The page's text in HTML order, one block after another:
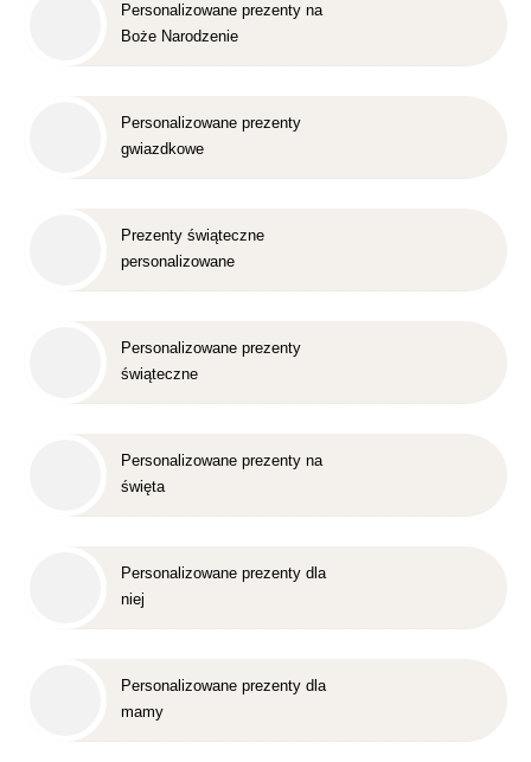
Personalizowane prezenty na
Boże Narodzenie
Personalizowane prezenty
gwiazdkowe
Prezenty świąteczne
personalizowane
Personalizowane prezenty
świąteczne
Personalizowane prezenty na
święta
Personalizowane prezenty dla
niej
Personalizowane prezenty dla
mamy